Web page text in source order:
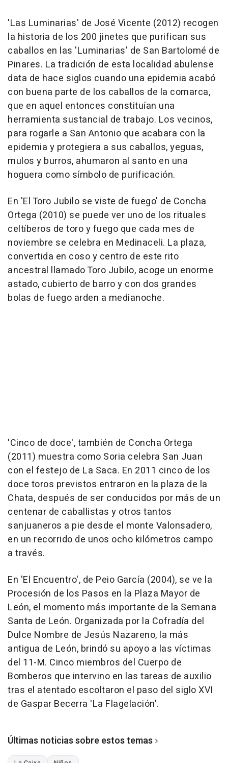
'Las Luminarias' de José Vicente (2012) recogen
la historia de los 200 jinetes que purifican sus
caballos en las 'Luminarias' de San Bartolomé de
Pinares. La tradición de esta localidad abulense
data de hace siglos cuando una epidemia acabó
con buena parte de los caballos de la comarca,
que en aquel entonces constituían una
herramienta sustancial de trabajo. Los vecinos,
para rogarle a San Antonio que acabara con la
epidemia y protegiera a sus caballos, yeguas,
mulos y burros, ahumaron al santo en una
hoguera como símbolo de purificación.
En 'El Toro Jubilo se viste de fuego' de Concha
Ortega (2010) se puede ver uno de los rituales
celtíberos de toro y fuego que cada mes de
noviembre se celebra en Medinaceli. La plaza,
convertida en coso y centro de este rito
ancestral llamado Toro Jubilo, acoge un enorme
astado, cubierto de barro y con dos grandes
bolas de fuego arden a medianoche.
'Cinco de doce', también de Concha Ortega
(2011) muestra como Soria celebra San Juan
con el festejo de La Saca. En 2011 cinco de los
doce toros previstos entraron en la plaza de la
Chata, después de ser conducidos por más de un
centenar de caballistas y otros tantos
sanjuaneros a pie desde el monte Valonsadero,
en un recorrido de unos ocho kilómetros campo
a través.
En 'El Encuentro', de Peio García (2004), se ve la
Procesión de los Pasos en la Plaza Mayor de
León, el momento más importante de la Semana
Santa de León. Organizada por la Cofradía del
Dulce Nombre de Jesús Nazareno, la más
antigua de León, brindó su apoyo a las víctimas
del 11-M. Cinco miembros del Cuerpo de
Bomberos que intervino en las tareas de auxilio
tras el atentado escoltaron el paso del siglo XVI
de Gaspar Becerra 'La Flagelación'.
Últimas noticias sobre estos temas